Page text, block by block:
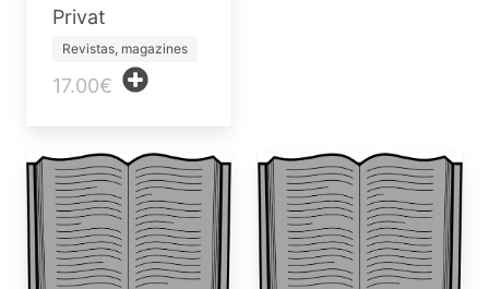
Privat
Revistas, magazines
17.00€